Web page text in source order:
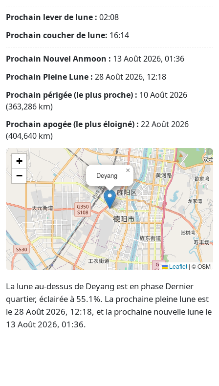
Prochain lever de lune : 02:08
Prochain coucher de lune: 16:14
Prochain Nouvel Anmoon : 13 Août 2026, 01:36
Prochain Pleine Lune : 28 Août 2026, 12:18
Prochain périgée (le plus proche) : 10 Août 2026
(363,286 km)
Prochain apogée (le plus éloigné) : 22 Août 2026
(404,640 km)
Deyang
×
+
−
Leaflet | © OSM
La lune au-dessus de Deyang est en phase Dernier
quartier, éclairée à 55.1%. La prochaine pleine lune est
le 28 Août 2026, 12:18, et la prochaine nouvelle lune le
13 Août 2026, 01:36.